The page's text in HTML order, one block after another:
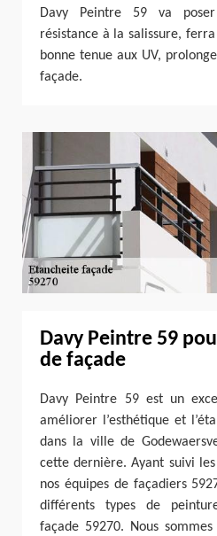
Davy Peintre 59 va
résistance à la salissure,
bonne tenue aux UV,
façade.
Davy Peintre 59
de façade
Davy Peintre 59 est un
améliorer l’esthétique et
dans la ville de
cette dernière. Ayant suivi
nos équipes de façadiers
différents types de
façade 59270. Nous